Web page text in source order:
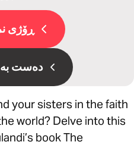
ڕۆژی
دەست
your sisters in the faith
world? Delve into this
book The